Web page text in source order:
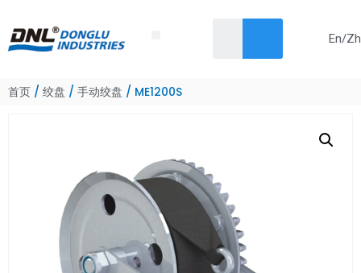
Skip
content
En/Zh
首页 / 绞盘 / 手动绞盘 / ME1200S